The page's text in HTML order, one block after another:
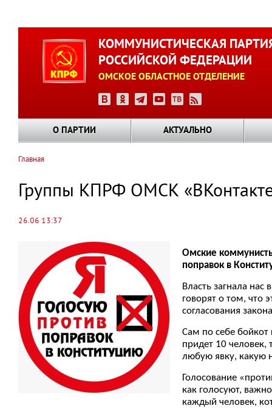
КОММУНИСТИЧЕСКАЯ
РОССИЙСКОЙ ФЕДЕРАЦИИ
ОМСКОЕ ОБЛАСТНОЕ ОТДЕЛЕНИЕ
О ПАРТИИ АКТУАЛЬНО
навигации
Главная
Группы КПРФ ОМСК
26.06 13:37
Омские
поправок в
Власть загнала
говорят о том, что
согласования
Сам по себе бойкот
придет 10 человек,
любую явку, какую
Голосование
как голосуют,
каждый человек,